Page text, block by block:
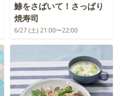
鯵をさばいて！さっぱり
焼寿司
6/27 (土) 21:00〜22:00